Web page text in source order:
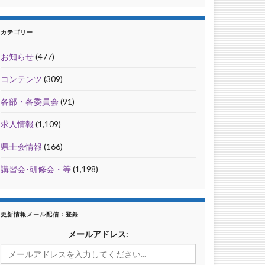
カテゴリー
お知らせ(477)
コンテンツ (309)
各部・各委員会 (91)
求人情報 (1,109)
県士会情報 (166)
講習会･研修会・等(1,198)
更新情報メール配信：登録
メールアドレス: